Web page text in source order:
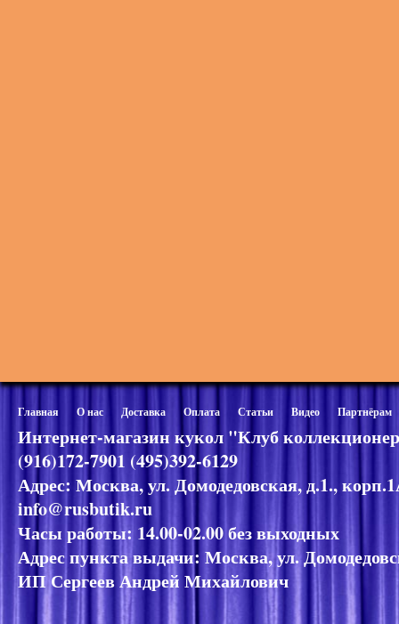
Главная О нас Доставка Оплата Статьи Видео Партнёрам
Интернет-магазин кукол "Клуб
(916)172-7901 (495)392-6129
Адрес: Москва, ул. Домодедовская, д.1.,
info@rusbutik.ru
Часы работы: 14.00-02.00 без выходных
Адрес пункта выдачи: Москва, ул.
ИП Сергеев Андрей Михайлович